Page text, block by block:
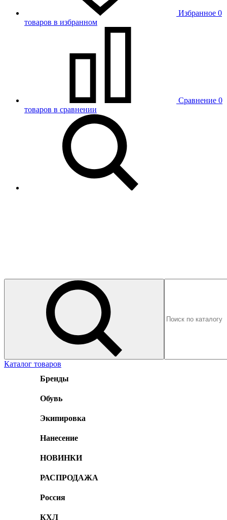
Избранное 0
товаров в избранном
Сравнение 0
товаров в сравнении
Каталог товаров
Бренды
Обувь
Экипировка
Нанесение
НОВИНКИ
РАСПРОДАЖА
Россия
КХЛ